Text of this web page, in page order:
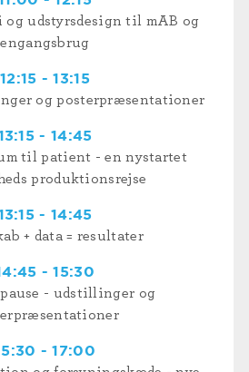
og udstyrsdesign til mAB og
engangsbrug
12:15 - 13:15
og posterpræsentationer
- 14:45
til patient - en nystartet
produktionsrejse
- 14:45
+ data = resultater
- 15:30
- udstillinger og
- 17:00